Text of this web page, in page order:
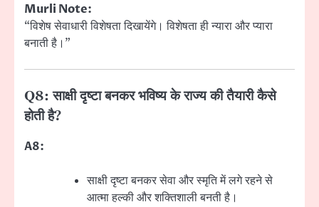
Murli Note:
“विशेष सेवाधारी विशेषता दिखायेंगे। विशेषता ही न्यारा और प्यारा
बनाती है।”
Q8: साक्षी दृष्टा बनकर भविष्य के राज्य की तैयारी कैसे
होती है?
A8:
साक्षी दृष्टा बनकर सेवा और स्मृति में लगे रहने से
आत्मा हल्की और शक्तिशाली बनती है।